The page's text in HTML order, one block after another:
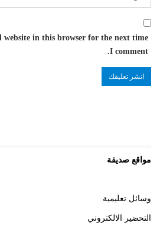
website in this browser for the next time
I comment.
مواقع صديقة
وسائل تعليمية
التحضير الالكتروني